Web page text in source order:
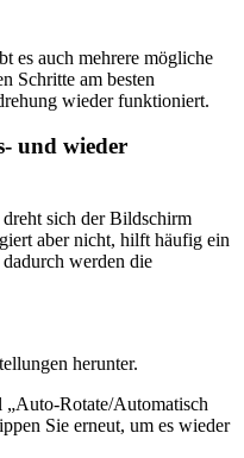
es auch mehrere mögliche
Schritte am besten
wieder funktioniert.
und wieder
sich der Bildschirm
aber nicht, hilft häufig ein
werden die
herunter.
Automatisch
Sie erneut, um es wieder